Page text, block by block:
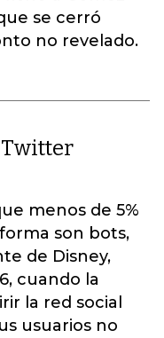
se cerró
no revelado.
Twitter
menos de 5%
son bots,
de Disney,
cuando la
la red social
usuarios no